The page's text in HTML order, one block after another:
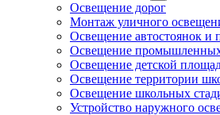
Освещение дорог
Монтаж уличного
Освещение автостоянок и
Освещение промышленных
Освещение детской
Освещение территории
Освещение школьных
Устройство наружного